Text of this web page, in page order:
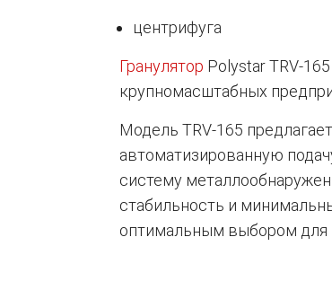
центрифуга
Гранулятор Polystar TRV-
крупномасштабных
Модель TRV-165
автоматизированную
систему
стабильность и
оптимальным выбором